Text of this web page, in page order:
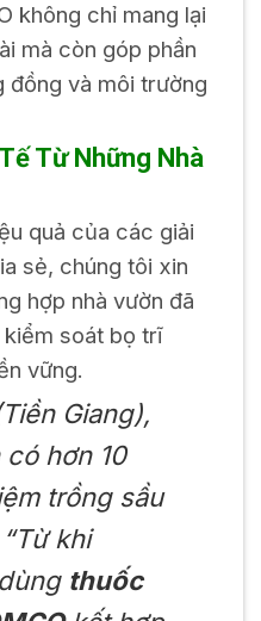
không chỉ mang lại
mà còn góp phần
đồng và môi trường
Từ Những Nhà
quả của các giải
sẻ, chúng tôi xin
hợp nhà vườn đã
soát bọ trĩ
vững.
Giang),
hơn 10
trồng sầu
khi
thuốc